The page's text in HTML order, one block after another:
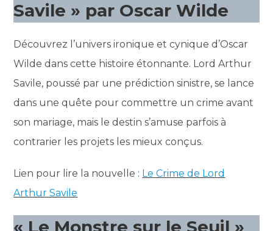
Savile » par Oscar Wilde
Découvrez l’univers ironique et cynique d’Oscar
Wilde dans cette histoire étonnante. Lord Arthur
Savile, poussé par une prédiction sinistre, se lance
dans une quête pour commettre un crime avant
son mariage, mais le destin s’amuse parfois à
contrarier les projets les mieux conçus.
Lien pour lire la nouvelle : Le Crime de Lord
Arthur Savile
« Le Monstre sur le Seuil »